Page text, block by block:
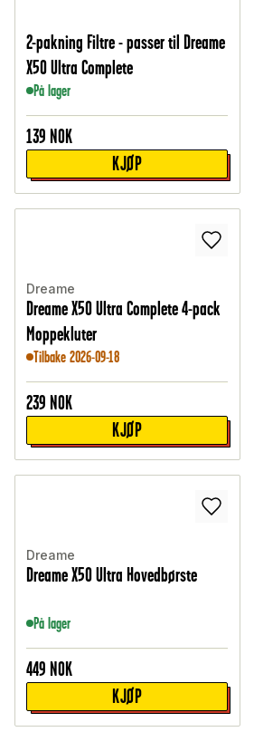
2-pakning Filtre - passer til Dreame
X50 Ultra Complete
På lager
139 NOK
KJØP
Dreame
Dreame X50 Ultra Complete 4-pack
Moppekluter
Tilbake 2026-09-18
239 NOK
KJØP
Dreame
Dreame X50 Ultra Hovedbørste
På lager
449 NOK
KJØP